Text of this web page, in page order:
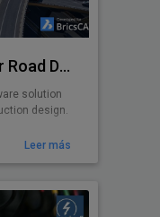
Plateia - Software for Road Design
solution
design.
Leer más